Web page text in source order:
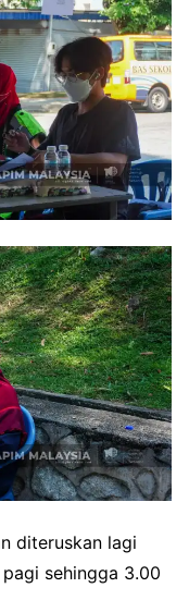
diteruskan lagi
sehingga 3.00